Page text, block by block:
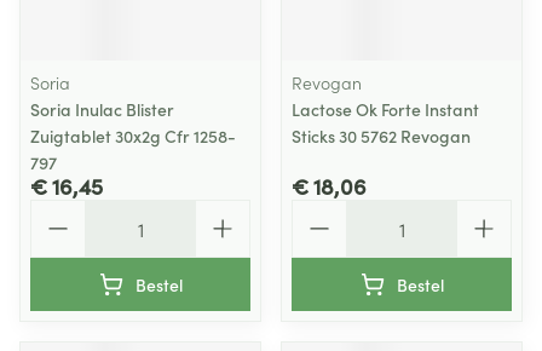
Soria
Soria Inulac Blister
Zuigtablet 30x2g Cfr 1258-
797
€ 16,45
Bestel
Revogan
Lactose Ok Forte Instant
Sticks 30 5762 Revogan
€ 18,06
Bestel